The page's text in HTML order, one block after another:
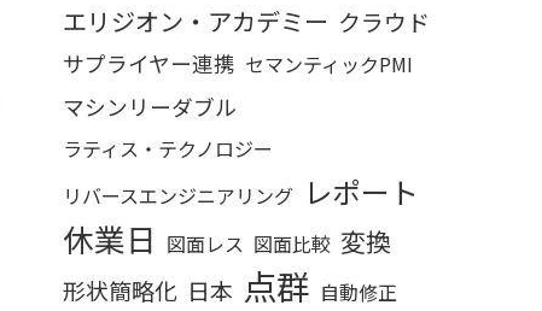
エリジオン・アカデミー クラウド
サプライヤー連携 セマンティックPMI
マシンリーダブル
ラティス・テクノロジー
リバースエンジニアリング レポート
休業日 図面レス 図面比較 変換
形状簡略化 日本 点群 自動修正